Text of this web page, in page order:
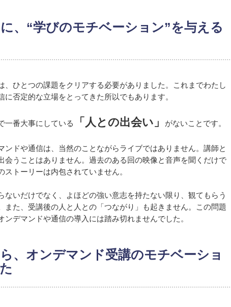
、“学びのモチベーション”を与える
、ひとつの課題をクリアする必要がありました。これまでわたし
に否定的な立場をとってきた所以でもあります。
一番大事にしている 「人との出会い」 がないことです。
ンドや通信は、当然のことながらライブではありません。講師と
会うことはありません。過去のある回の映像と音声を聞くだけで
ストーリーは内包されていません。
ないだけでなく、よほどの強い意志を持たない限り、観てもらう
また、受講後の人と人との「つながり」も起きません。この問題
ンデマンドや通信の導入には踏み切れませんでした。
、オンデマンド受講のモチベーショ